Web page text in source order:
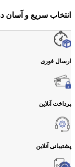
انتخاب سریع و آسان
ارسال فوری
پرداخت آنلاین
پشتیبانی آنلاین